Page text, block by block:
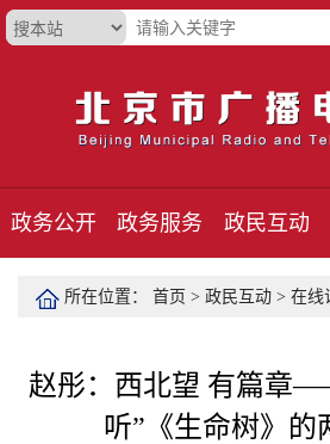
政务公开 政务服务 政民互动
所在位置： 首页 > 政民互动 > 在线
赵彤：西北望 有篇章
听”《生命树》的